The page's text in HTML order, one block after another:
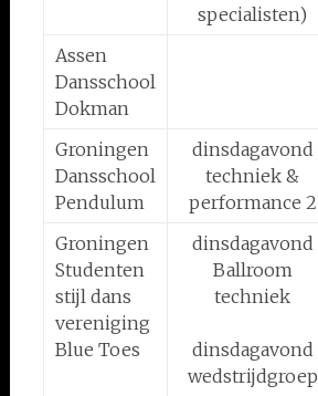
specialisten)
Assen
Dansschool
Dokman
Groningen
Dansschool
Pendulum
dinsdagavond
techniek &
performance 2
Groningen
Studenten
stijl dans
vereniging
Blue Toes
dinsdagavond
Ballroom
techniek
dinsdagavond
wedstrijdgroep